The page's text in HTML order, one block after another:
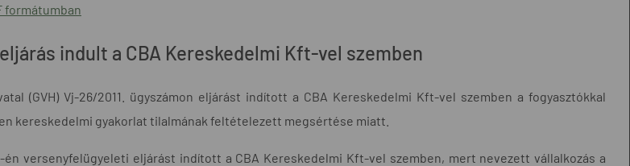
formátumban
indult a CBA Kereskedelmi Kft-vel szemben
(GVH) Vj-26/2011. ügyszámon eljárást indított a CBA Kereskedelmi Kft-vel szemben a fogyasztókkal
kereskedelmi gyakorlat tilalmának feltételezett megsértése miatt.
én versenyfelügyeleti eljárást indított a CBA Kereskedelmi Kft-vel szemben, mert nevezett vállalkozás a